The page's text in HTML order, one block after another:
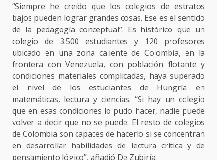
“Siempre he creído que los colegios de estratos
bajos pueden lograr grandes cosas. Ese es el sentido
de la pedagogía conceptual”. Es histórico que un
colegio de 3.500 estudiantes y 120 profesores
ubicado en una zona caliente de Colombia, en la
frontera con Venezuela, con población flotante y
condiciones materiales complicadas, haya superado
el nivel de los estudiantes de Hungría en
matemáticas, lectura y ciencias. “Si hay un colegio
que en esas condiciones lo pudo hacer, nadie puede
volver a decir que no se puede. El resto de colegios
de Colombia son capaces de hacerlo si se concentran
en desarrollar habilidades de lectura crítica y de
pensamiento lógico”, añadió De Zubiría.